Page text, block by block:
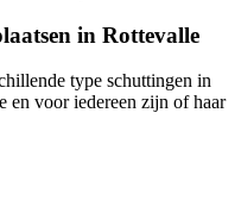
in Rottevalle
type schuttingen in
en voor iedereen zijn of haar